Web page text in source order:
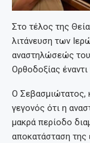
Στο τέλος της
λιτάνευση των
αναστηλώσεώς
Ορθοδοξίας
Ο Σεβασμιώτατος,
γεγονός ότι η
μακρά περίοδο
αποκατάσταση της